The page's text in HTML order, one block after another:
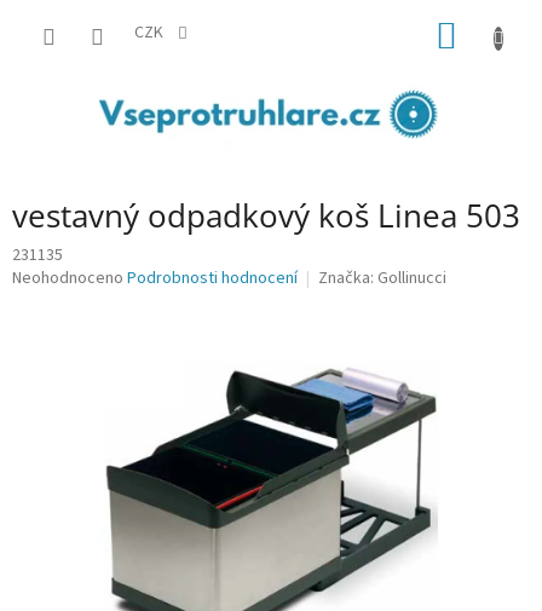
CZK
vestavný odpadkový koš Linea 503
231135
Průměrné
Neohodnoceno Podrobnosti hodnocení Značka: Gollinucci